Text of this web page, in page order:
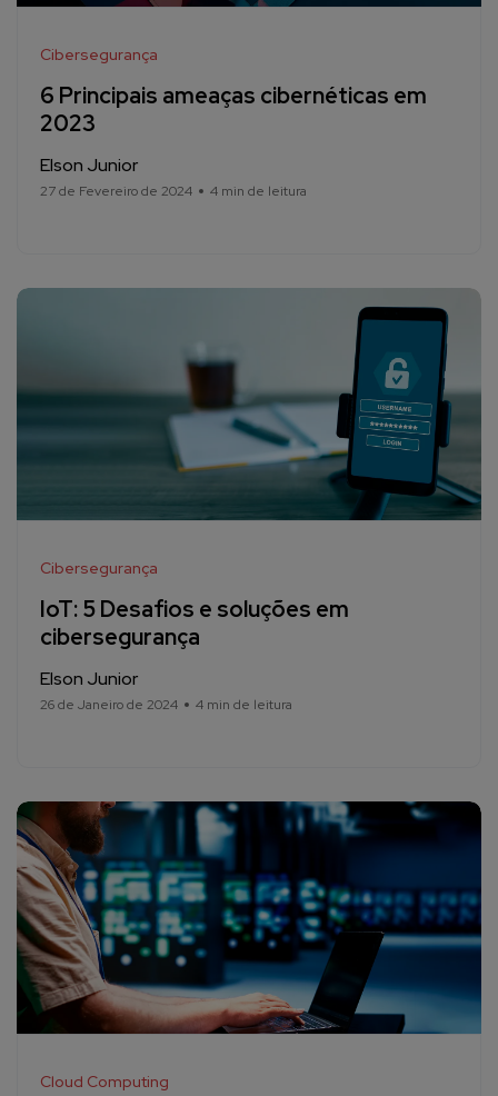
Cibersegurança
6 Principais ameaças cibernéticas em
2023
Elson Junior
27 de Fevereiro de 2024 4 min de leitura
Cibersegurança
IoT: 5 Desafios e soluções em
cibersegurança
Elson Junior
26 de Janeiro de 2024 4 min de leitura
Cloud Computing